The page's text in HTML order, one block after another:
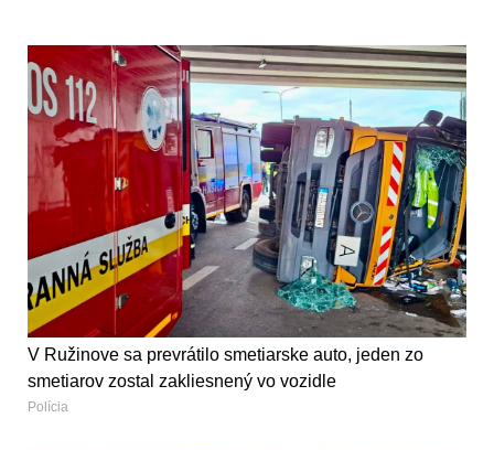
V Ružinove sa prevrátilo smetiarske auto, jeden zo
smetiarov zostal zakliesnený vo vozidle
Polícia